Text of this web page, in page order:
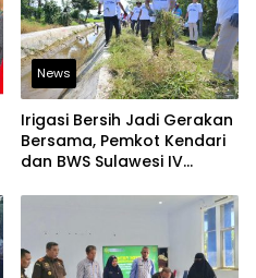
News
Irigasi Bersih Jadi Gerakan
Bersama, Pemkot Kendari
dan BWS Sulawesi IV
Pangan